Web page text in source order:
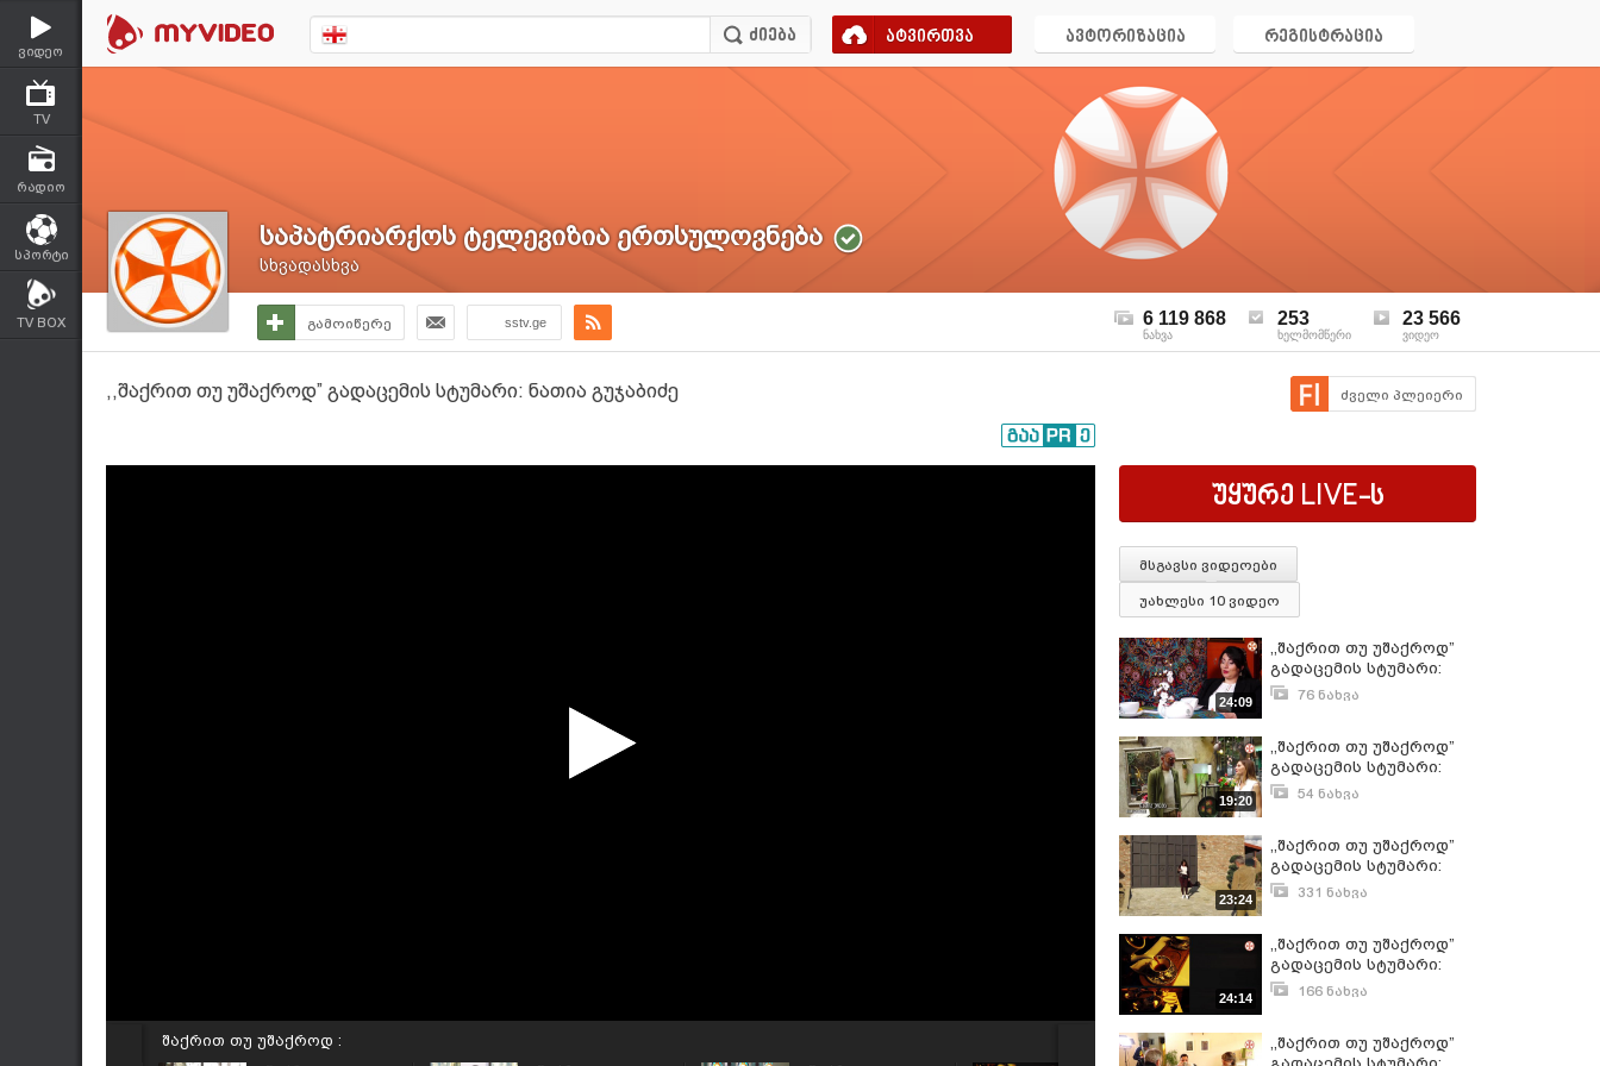
ვიდეო
TV
რადიო
სპორტი
TV BOX
ატვირთვა ავტორიზაცია რეგისტრაცია
საპატრიარქოს ტელევიზია ერთსულოვნება
სხვადასხვა
გამოიწერე sstv.ge 6 119 868
ნახვა
253
ხელმომწერი
23 566
ვიდეო
,,შაქრით თუ უშაქროდ” გადაცემის სტუმარი: ნათია გუჯაბიძე ძველი პლეიერი
შაქრით თუ უშაქროდ :
უყურე LIVE-ს
მსგავსი ვიდეოები
უახლესი 10 ვიდეო
24:09
,,შაქრით თუ უშაქროდ”
გადაცემის სტუმარი:
ნათია ჭუმბურიძე
76 ნახვა
19:20
,,შაქრით თუ უშაქროდ”
გადაცემის სტუმარი:
ნათია უჩავა
54 ნახვა
23:24
,,შაქრით თუ უშაქროდ”
გადაცემის სტუმარი:
ნათია ქოლუსი
331 ნახვა
24:14
,,შაქრით თუ უშაქროდ”
გადაცემის სტუმარი:
ნათია ბაკურაძე
166 ნახვა
,,შაქრით თუ უშაქროდ”